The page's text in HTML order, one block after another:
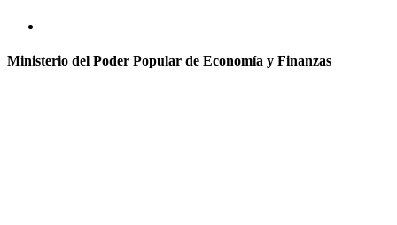
Ministerio del Poder Popular de Economía y Finanzas